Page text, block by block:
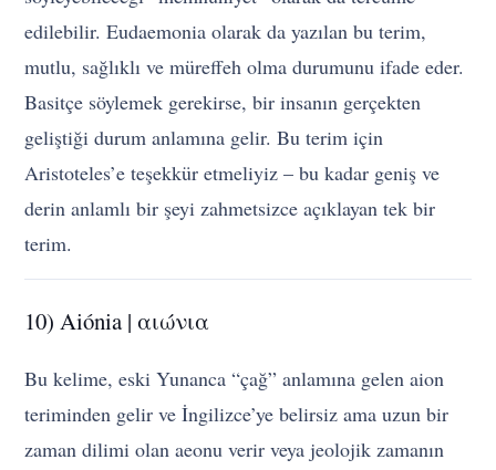
edilebilir. Eudaemonia olarak da yazılan bu terim,
mutlu, sağlıklı ve müreffeh olma durumunu ifade eder.
Basitçe söylemek gerekirse, bir insanın gerçekten
geliştiği durum anlamına gelir. Bu terim için
Aristoteles’e teşekkür etmeliyiz – bu kadar geniş ve
derin anlamlı bir şeyi zahmetsizce açıklayan tek bir
terim.
10) Aiónia | αιώνια
Bu kelime, eski Yunanca “çağ” anlamına gelen aion
teriminden gelir ve İngilizce’ye belirsiz ama uzun bir
zaman dilimi olan aeonu verir veya jeolojik zamanın